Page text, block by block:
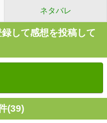
ネタバレ
して感想を投稿して
(39)